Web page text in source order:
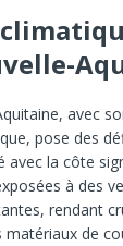
avec
pose des
avec la côte
à des
rendant
de